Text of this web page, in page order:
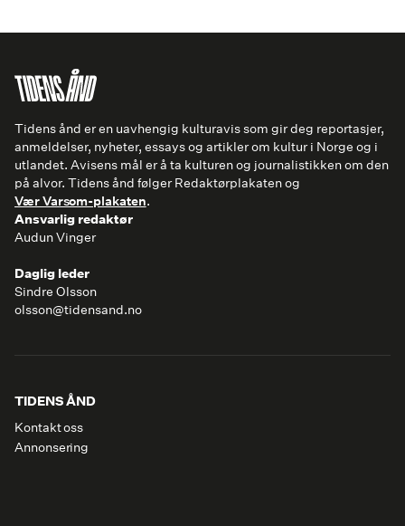
Tidens ånd er en uavhengig kulturavis som gir deg reportasjer,
anmeldelser, nyheter, essays og artikler om kultur i Norge og i
utlandet. Avisens mål er å ta kulturen og journalistikken om den
på alvor. Tidens ånd følger Redaktørplakaten og
Vær Varsom-plakaten.
Ansvarlig redaktør
Audun Vinger
Daglig leder
Sindre Olsson
olsson@tidensand.no
TIDENS ÅND
Kontakt oss
Annonsering